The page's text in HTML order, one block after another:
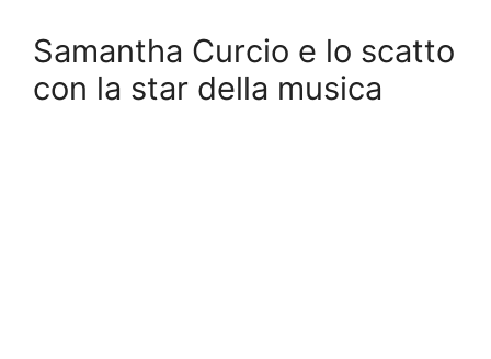
Samantha Curcio e lo scatto
con la star della musica